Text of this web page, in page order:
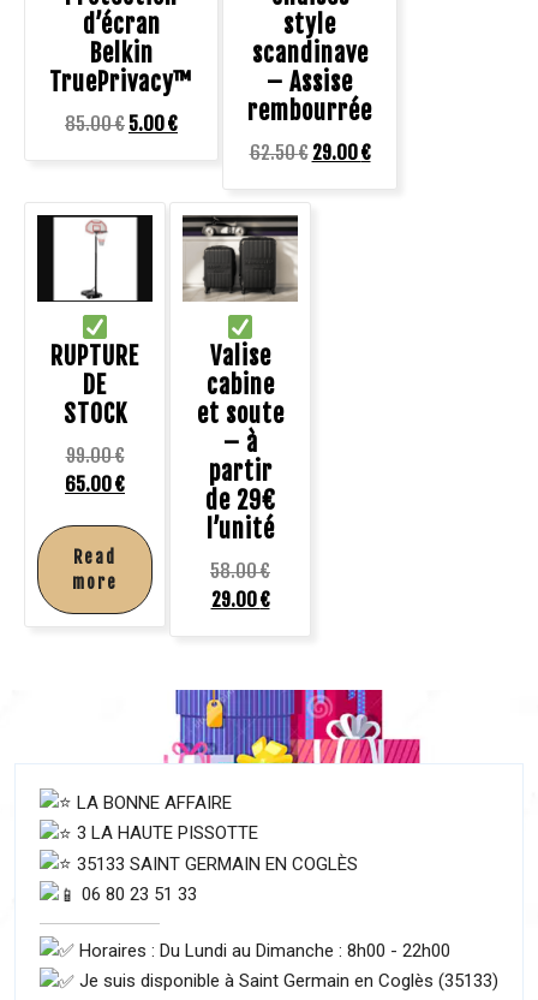
d’écran
Belkin
TruePrivacy™
85.00€ 5.00€
style
scandinave
– Assise
rembourrée
62.50€ 29.00€
RUPTURE
DE
STOCK
99.00€
65.00€
Read
more
Valise
cabine
et soute
– à
partir
de 29€
l’unité
58.00€
29.00€
LA BONNE AFFAIRE
3 LA HAUTE PISSOTTE
35133 SAINT GERMAIN EN COGLÈS
06 80 23 51 33
Horaires : Du Lundi au Dimanche : 8h00 - 22h00
Je suis disponible à Saint Germain en Coglès (35133)